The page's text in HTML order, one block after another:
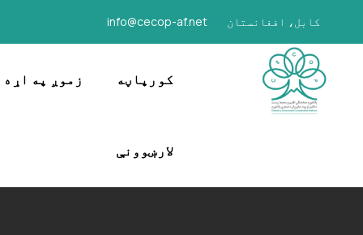
کابل، افغانستان info@cecop-af.net
کورپاڼه زموږ په اړه
لارښوونې